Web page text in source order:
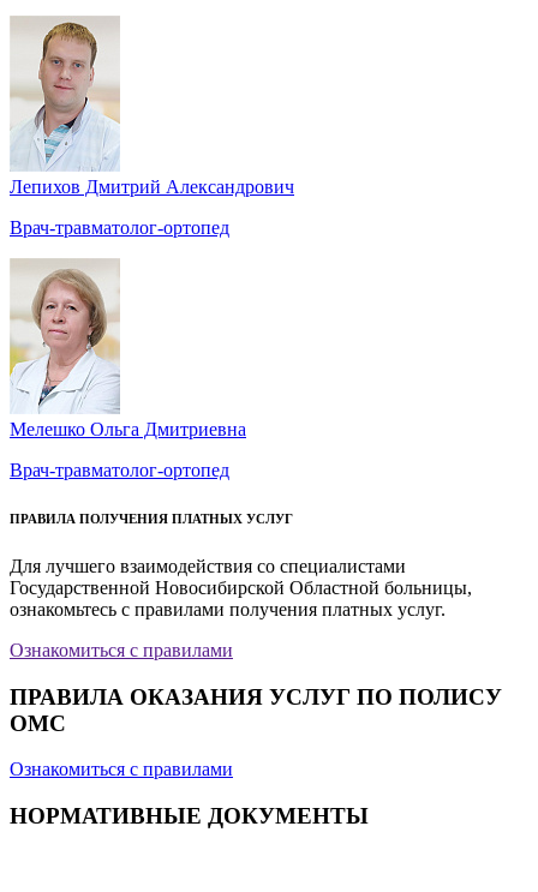
Лепихов Дмитрий Александрович
Врач-травматолог-ортопед
Мелешко Ольга Дмитриевна
Врач-травматолог-ортопед
ПРАВИЛА ПОЛУЧЕНИЯ ПЛАТНЫХ УСЛУГ
Для лучшего взаимодействия со специалистами
Государственной Новосибирской Областной больницы,
ознакомьтесь с правилами получения платных услуг.
Ознакомиться с правилами
ПРАВИЛА ОКАЗАНИЯ УСЛУГ ПО ПОЛИСУ
ОМС
Ознакомиться с правилами
НОРМАТИВНЫЕ ДОКУМЕНТЫ